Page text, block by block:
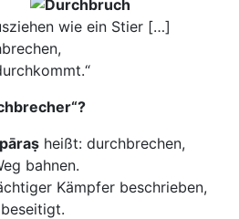
wie ein Stier […]
pāraṣ heißt: durchbrechen,
bahnen.
Kämpfer beschrieben,